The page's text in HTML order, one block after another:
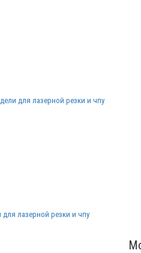
для лазерной резки и чпу
для лазерной резки и чпу